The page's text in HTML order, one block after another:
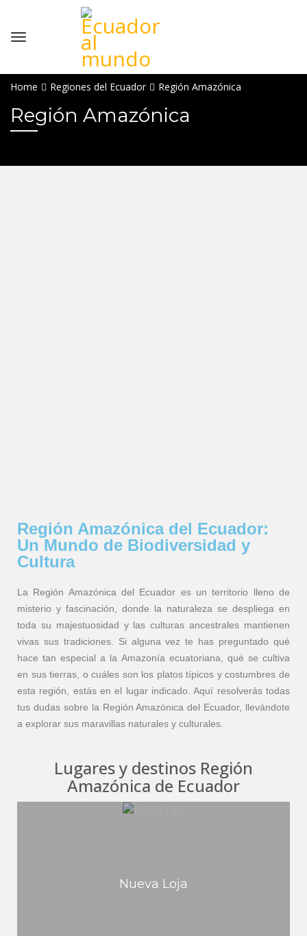
Home Regiones del Ecuador Región Amazónica
Región Amazónica
Región Amazónica del Ecuador:
Un Mundo de Biodiversidad y
Cultura
La Región Amazónica del Ecuador es un territorio lleno de
misterio y fascinación, donde la naturaleza se despliega en
toda su majestuosidad y las culturas ancestrales mantienen
vivas sus tradiciones. Si alguna vez te has preguntado qué
hace tan especial a la Amazonía ecuatoriana, qué se cultiva
en sus tierras, o cuáles son los platos típicos y costumbres de
esta región, estás en el lugar indicado. Aquí resolverás todas
tus dudas sobre la Región Amazónica del Ecuador, llevándote
a explorar sus maravillas naturales y culturales.
Lugares y destinos Región
Amazónica de Ecuador
Nueva Loja